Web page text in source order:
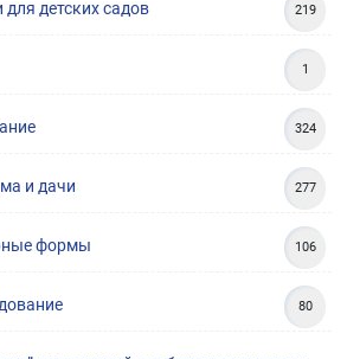
детских садов 219
1
324
и дачи 277
формы 106
80